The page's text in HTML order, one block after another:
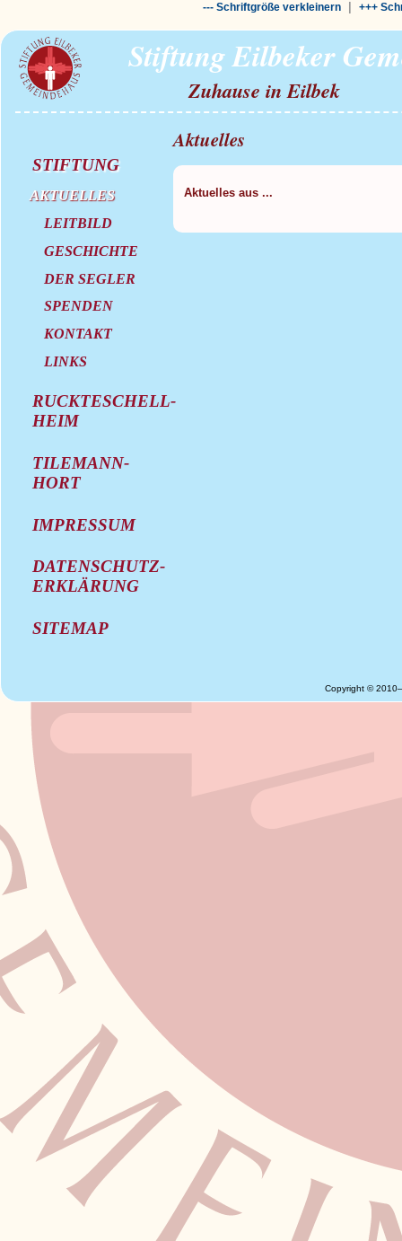
--- Schriftgröße verkleinern| +++
Stiftung Eilbeker
Zuhause in Eilbek
STIFTUNG
AKTUELLES
LEITBILD
GESCHICHTE
DER SEGLER
SPENDEN
KONTAKT
LINKS
RUCKTESCHELL-
HEIM
TILEMANN-
HORT
IMPRESSUM
DATENSCHUTZ-
ERKLÄRUNG
SITEMAP
Aktuelles
Aktuelles aus ...
Copyright ©